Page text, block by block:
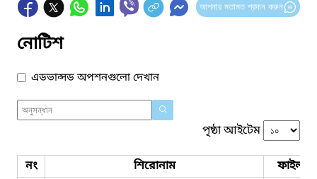
আপনার মতামত প্রদান করুন
নোটিশ
এডভান্সড অপশনগুলো দেখান
পৃষ্ঠা আইটেম
নং শিরোনাম
ফাইল